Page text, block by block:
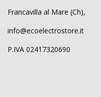
Francavilla al Mare (Ch),
info@ecoelectrostore.it
P.IVA 02417320690